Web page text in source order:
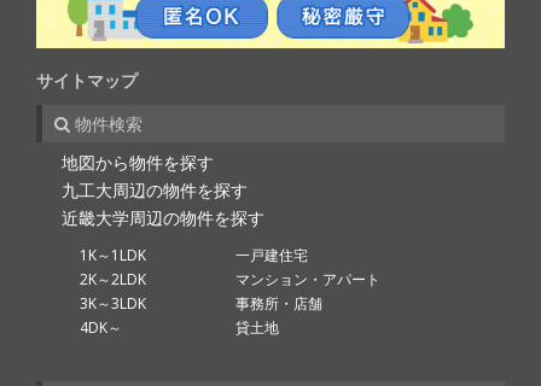
サイトマップ
物件検索
地図から物件を探す
九工大周辺の物件を探す
近畿大学周辺の物件を探す
1K～1LDK
2K～2LDK
3K～3LDK
4DK～
一戸建住宅
マンション・アパート
事務所・店舗
貸土地